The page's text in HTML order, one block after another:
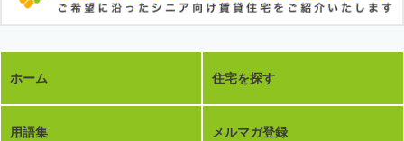
ホーム 住宅を探す
用語集 メルマガ登録